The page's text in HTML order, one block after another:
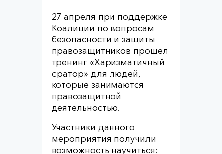
27 апреля при поддержке
Коалиции по вопросам
безопасности и защиты
правозащитников прошел
тренинг «Харизматичный
оратор» для людей,
которые занимаются
правозащитной
деятельностью.
Участники данного
мероприятия получили
возможность научиться: